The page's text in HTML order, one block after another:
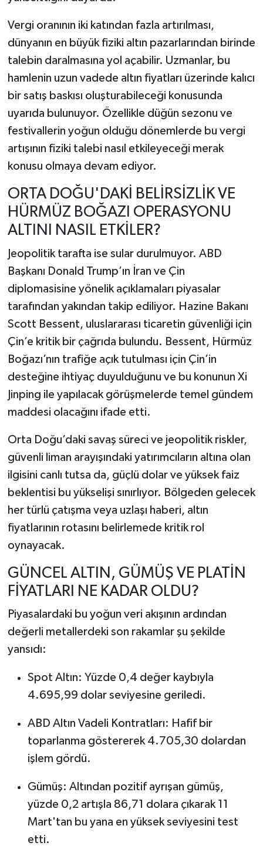
Vergi oranının iki katından fazla artırılması,
dünyanın en büyük fiziki altın pazarlarından birinde
talebin daralmasına yol açabilir. Uzmanlar, bu
hamlenin uzun vadede altın fiyatları üzerinde kalıcı
bir satış baskısı oluşturabileceği konusunda
uyarıda bulunuyor. Özellikle düğün sezonu ve
festivallerin yoğun olduğu dönemlerde bu vergi
artışının fiziki talebi nasıl etkileyeceği merak
konusu olmaya devam ediyor.
ORTA DOĞU'DAKİ BELİRSİZLİK VE
HÜRMÜZ BOĞAZI OPERASYONU
ALTINI NASIL ETKİLER?
Jeopolitik tarafta ise sular durulmuyor. ABD
Başkanı Donald Trump’ın İran ve Çin
diplomasisine yönelik açıklamaları piyasalar
tarafından yakından takip ediliyor. Hazine Bakanı
Scott Bessent, uluslararası ticaretin güvenliği için
Çin’e kritik bir çağrıda bulundu. Bessent, Hürmüz
Boğazı’nın trafiğe açık tutulması için Çin’in
desteğine ihtiyaç duyulduğunu ve bu konunun Xi
Jinping ile yapılacak görüşmelerde temel gündem
maddesi olacağını ifade etti.
Orta Doğu’daki savaş süreci ve jeopolitik riskler,
güvenli liman arayışındaki yatırımcıların altına olan
ilgisini canlı tutsa da, güçlü dolar ve yüksek faiz
beklentisi bu yükselişi sınırlıyor. Bölgeden gelecek
her türlü çatışma veya uzlaşı haberi, altın
fiyatlarının rotasını belirlemede kritik rol
oynayacak.
GÜNCEL ALTIN, GÜMÜŞ VE PLATİN
FİYATLARI NE KADAR OLDU?
Piyasalardaki bu yoğun veri akışının ardından
değerli metallerdeki son rakamlar şu şekilde
yansıdı:
Spot Altın: Yüzde 0,4 değer kaybıyla
4.695,99 dolar seviyesine geriledi.
ABD Altın Vadeli Kontratları: Hafif bir
toparlanma göstererek 4.705,30 dolardan
işlem gördü.
Gümüş: Altından pozitif ayrışan gümüş,
yüzde 0,2 artışla 86,71 dolara çıkarak 11
Mart'tan bu yana en yüksek seviyesini test
etti.